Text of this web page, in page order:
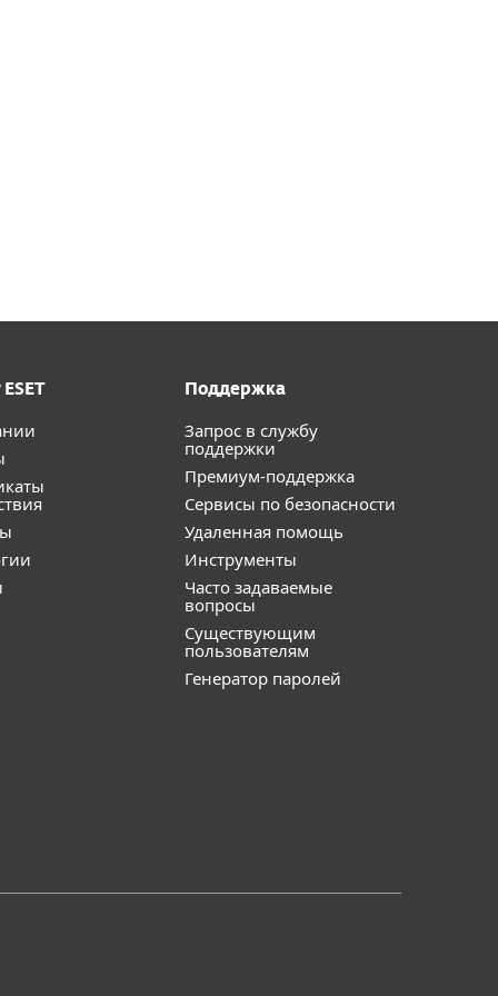
Поддержка
Запрос в службу
поддержки
Премиум-поддержка
Сервисы по безопасности
Удаленная помощь
Инструменты
Часто задаваемые
вопросы
Существующим
пользователям
Генератор паролей